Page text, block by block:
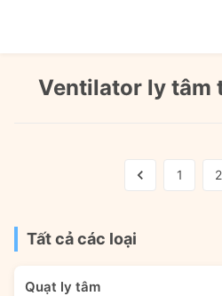
Ventilator ly tâm
1 2
Tất cả các loại
Quạt ly tâm